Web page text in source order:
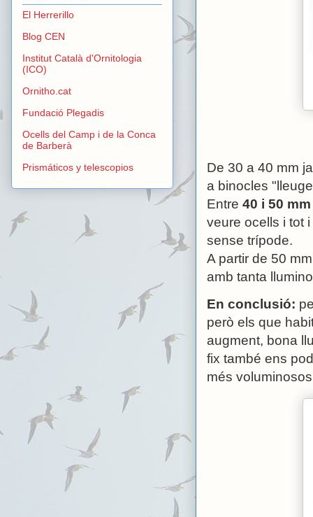
De 30 a 40 mm
a binocles
Entre 40 i 50
veure ocells i tot
sense trípode.
A partir de 50
amb tanta
En conclusió:
però els que
augment, bona
fix també ens
més
El Herrerillo
Blog CEN
Institut Català d'Ornitologia
(ICO)
Ornitho.cat
Fundació Plegadis
Ocells del Camp i de la Conca
de Barberà
Prismáticos y telescopios